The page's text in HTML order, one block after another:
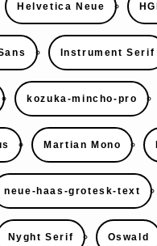
Helvetica Neue
Instrument Serif
kozuka-mincho-pro
Martian Mono
neue-haas-grotesk-text
Nyght Serif Oswald